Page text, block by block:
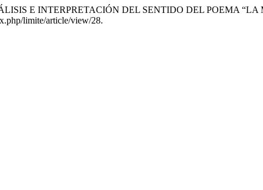
E INTERPRETACIÓN DEL SENTIDO DEL POEMA
limite/article/view/28.